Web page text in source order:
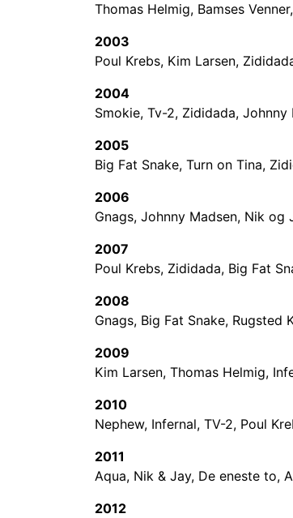
Thomas Helmig, Bamses
2003
Poul Krebs, Kim Larsen,
2004
Smokie, Tv-2, Zididada,
2005
Big Fat Snake, Turn on Tina,
2006
Gnags, Johnny Madsen, Nik og
2007
Poul Krebs, Zididada, Big Fat
2008
Gnags, Big Fat Snake, Rugsted
2009
Kim Larsen, Thomas Helmig,
2010
Nephew, Infernal, TV-2, Poul
2011
Aqua, Nik & Jay, De eneste to,
2012